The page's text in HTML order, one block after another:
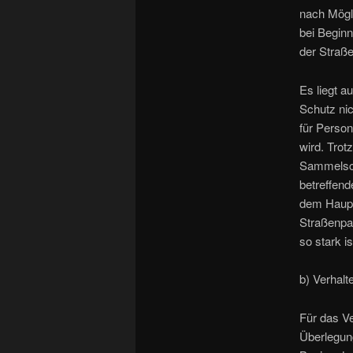
nach
bei
der
Es liegt
Schutz
für
wird.
dem
so stark
b)
Für das